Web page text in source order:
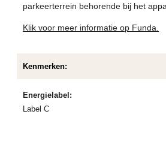
parkeerterrein behorende bij het
Klik voor meer informatie op Funda.
Kenmerken:
Energielabel:
Label C